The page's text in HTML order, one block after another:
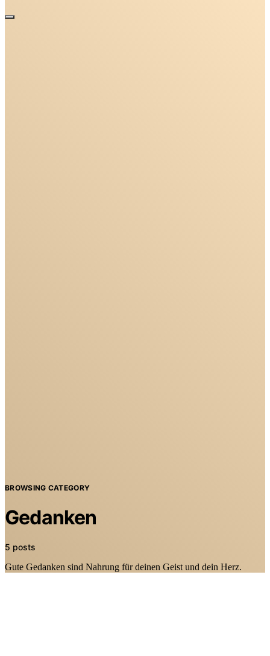
BROWSING CATEGORY
Gedanken
5 posts
Gute Gedanken sind Nahrung für deinen Geist und dein Herz.